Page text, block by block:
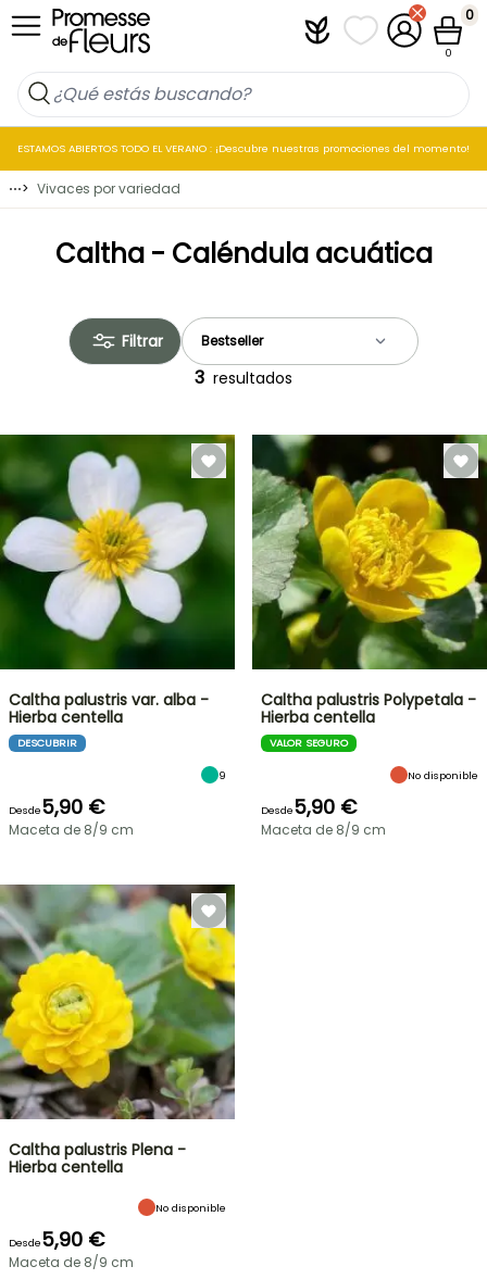
Ir al contenido PlantfitMis listas de
Mi cuenta
Cesta
0
0
ESTAMOS ABIERTOS TODO EL VERANO : ¡Descubre nuestras promociones del momento!
⋯> Vivaces por variedad
Caltha - Caléndula acuática
Filtrar
3 resultados
Caltha palustris var. alba -
Hierba centella
DESCUBRIR
9
Desde5,90 €
Maceta de 8/9 cm
Caltha palustris Polypetala -
Hierba centella
VALOR SEGURO
No disponible
Desde5,90 €
Maceta de 8/9 cm
Caltha palustris Plena -
Hierba centella
No disponible
Desde5,90 €
Maceta de 8/9 cm